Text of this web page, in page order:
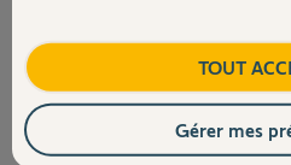
Pour vous aider dans le raccordement
figurant dans sa notice.
TOUT
Gérer mes